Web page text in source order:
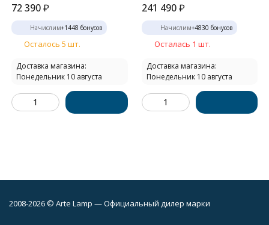
72 390₽
Начислим+1448 бонусов
Осталось 5 шт.
Доставка магазина:
Понедельник 10 августа
241 490 ₽
Начислим+4830 бонусов
Осталась 1 шт.
Доставка магазина:
Понедельник 10 августа
2008-2026 © Arte Lamp — Официальный дилер марки